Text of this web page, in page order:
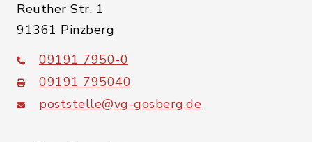
Reuther Str. 1
91361 Pinzberg
09191 7950-0
09191 795040
poststelle@vg-gosberg.de